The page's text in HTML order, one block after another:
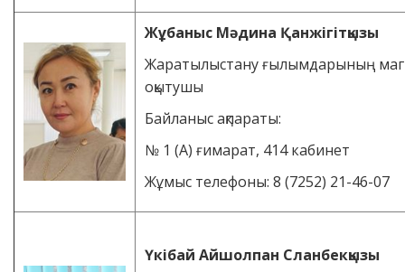
Жұбаныс Мәдина Қанжігітқызы
Жаратылыстану ғылымдарының
оқытушы
Байланыс ақпараты:
№ 1 (А) ғимарат, 414 кабинет
Жұмыс телефоны: 8 (7252) 21-46-07
Үкібай Айшолпан Сланбекқызы